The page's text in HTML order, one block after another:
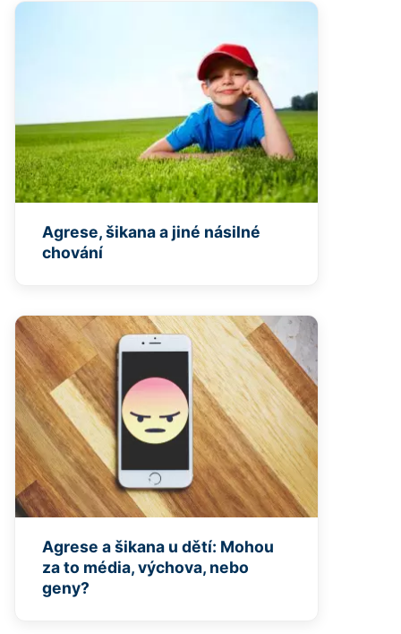
Agrese, šikana a jiné násilné
chování
Agrese a šikana u dětí: Mohou
za to média, výchova, nebo
geny?